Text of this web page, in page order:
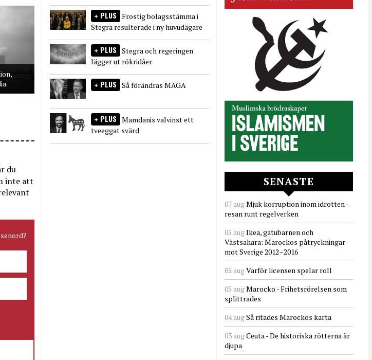
du
inte att
PLUS Frostig bolagsstämma i
Stegra resulterade i ny huvudägare
PLUS Stegra och regeringen
lägger ut rökridåer
PLUS Så förändras MAGA
PLUS Mamdanis valvinst ett
tveeggat svärd
SENASTE
07 augMjuk korruption inom idrotten -
resan runt regelverken
05 augIkea, gatubarnen och
Västsahara: Marockos påtryckningar
mot Sverige 2012–2016
05 augVarför licensen spelar roll
05 augMarocko - Frihetsrörelsen som
splittrades
04 augSå ritades Marockos karta
03 augCeuta - De historiska rötterna är
djupa